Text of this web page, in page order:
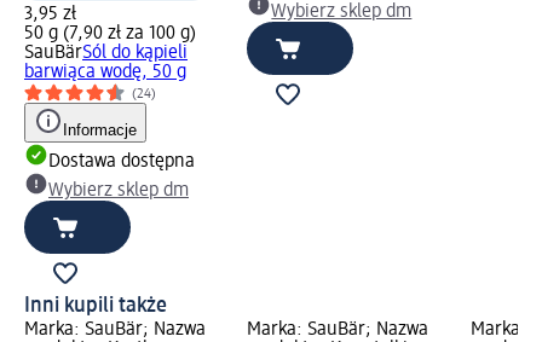
3,95 zł
50 g (7,90 zł za 100 g)
SauBärSól do kąpieli
barwiąca wodę, 50 g
(24)
Informacje
Dostawa dostępna
Wybierz sklep dm
Wybierz sklep dm
Inni kupili także
Marka: SauBär; Nazwa
Marka: SauBär; Nazwa
Marka: